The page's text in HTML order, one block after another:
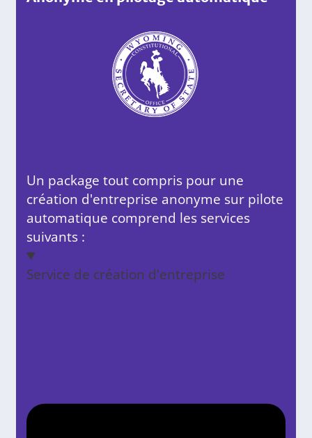
Un package tout compris pour une
création d'entreprise anonyme sur pilote
automatique comprend les services
suivants :
Service de création d'entreprise